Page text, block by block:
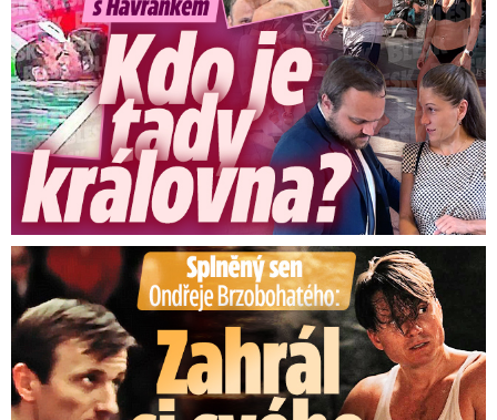
Splněný sen Ondřeje Brzobohatého: Zahrál si svého tátu